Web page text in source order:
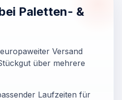
Paletten- &
Versand
über mehrere
Laufzeiten für